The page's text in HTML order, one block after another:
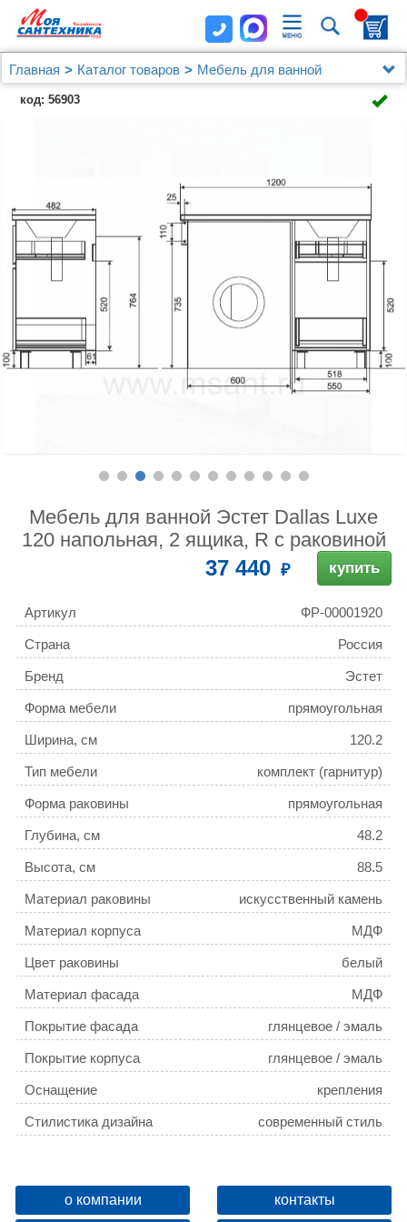
Главная Каталог товаров
Мебель для ванной
Мебель от 120 см.
Мебель для ванной Эстет Dallas Luxe 120
код: 56903
Мебель для ванной Эстет Dallas Luxe
120 напольная, 2 ящика, R с раковиной
37 440 купить
Артикул ФР-00001920
Страна Россия
Бренд Эстет
Форма мебели прямоугольная
Ширина, см 120.2
Тип мебели комплект (гарнитур)
Форма раковины прямоугольная
Глубина, см 48.2
Высота, см 88.5
Материал раковины искусственный камень
Материал корпуса МДФ
Цвет раковины белый
Материал фасада МДФ
Покрытие фасада глянцевое / эмаль
Покрытие корпуса глянцевое / эмаль
Оснащение крепления
Стилистика дизайна современный стиль
Бельевая корзина нет
Цвет мебели белый
о компании контакты